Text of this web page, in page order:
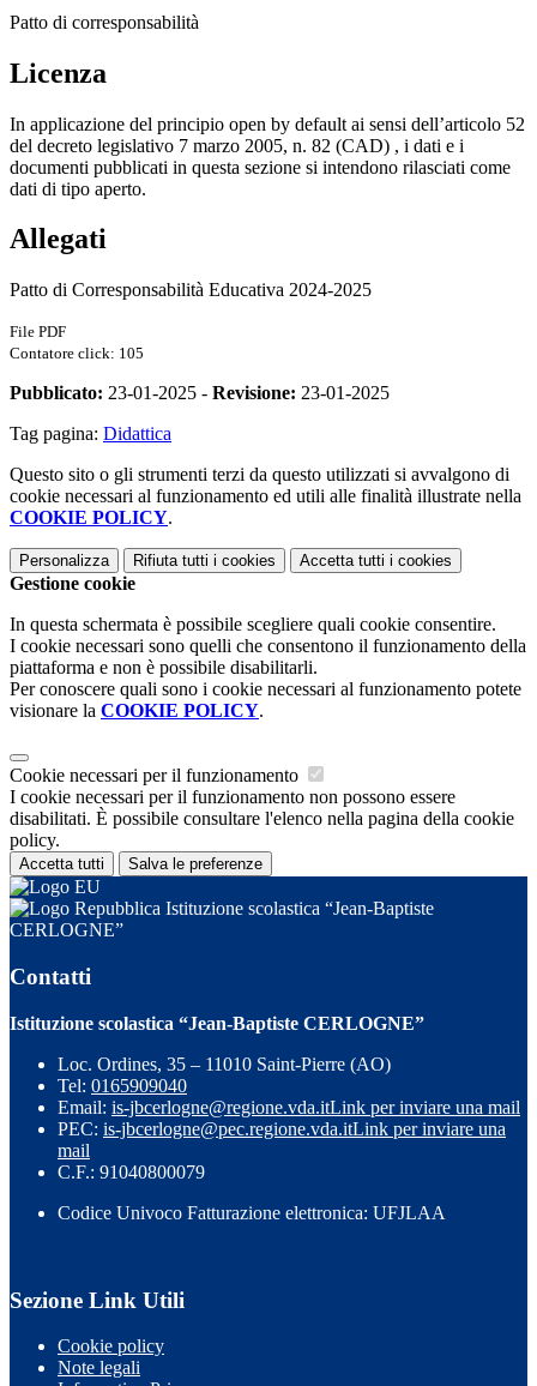
Patto di corresponsabilità
Licenza
In applicazione del principio open by default ai sensi dell’articolo 52
del decreto legislativo 7 marzo 2005, n. 82 (CAD) , i dati e i
documenti pubblicati in questa sezione si intendono rilasciati come
dati di tipo aperto.
Allegati
Patto di Corresponsabilità Educativa 2024-2025
File PDF
Contatore click: 105
Pubblicato: 23-01-2025 - Revisione: 23-01-2025
Tag pagina: Didattica
Questo sito o gli strumenti terzi da questo utilizzati si avvalgono di
cookie necessari al funzionamento ed utili alle finalità illustrate nella
COOKIE POLICY.
Personalizza Rifiuta tutti i cookies Accetta tutti i cookies
Gestione cookie
In questa schermata è possibile scegliere quali cookie consentire.
I cookie necessari sono quelli che consentono il funzionamento della
piattaforma e non è possibile disabilitarli.
Per conoscere quali sono i cookie necessari al funzionamento potete
visionare la COOKIE POLICY.
Cookie necessari per il funzionamento
I cookie necessari per il funzionamento non possono essere
disabilitati. È possibile consultare l'elenco nella pagina della cookie
policy.
Accetta tutti Salva le preferenze
Istituzione scolastica “Jean-Baptiste
CERLOGNE”
Contatti
Istituzione scolastica “Jean-Baptiste CERLOGNE”
Loc. Ordines, 35 – 11010 Saint-Pierre (AO)
Tel: 0165909040
Email: is-jbcerlogne@regione.vda.itLink per inviare una mail
PEC: is-jbcerlogne@pec.regione.vda.itLink per inviare una
mail
C.F.: 91040800079
Codice Univoco Fatturazione elettronica: UFJLAA
Sezione Link Utili
Cookie policy
Note legali